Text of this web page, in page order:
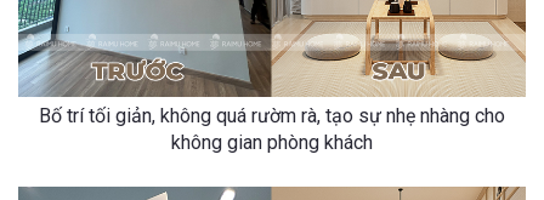
Bố trí tối giản, không quá rườm rà, tạo sự nhẹ nhàng cho
không gian phòng khách